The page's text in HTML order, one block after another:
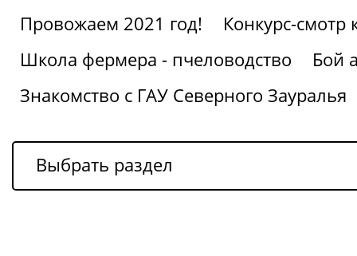
Провожаем 2021 год!
Конкурс-
Школа фермера - пчеловодство
Бой
Знакомство с ГАУ Северного Зауралья
Выбрать раздел